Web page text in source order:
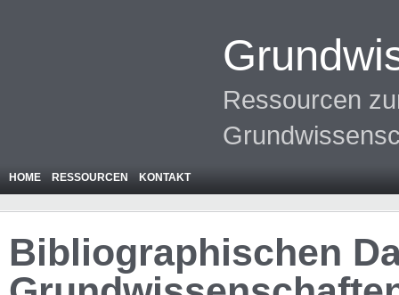
Ressourcen
HOME RESSOURCEN KONTAKT
Bibliographischen